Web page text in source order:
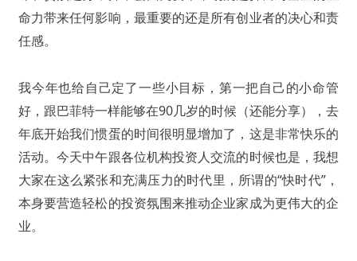
命力带来任何影响，最重要的还是所有创业者的决心和责
任感。
我今年也给自己定了一些小目标，第一把自己的小命管
好，跟巴菲特一样能够在90几岁的时候（还能分享），去
年底开始我们惯蛋的时间很明显增加了，这是非常快乐的
活动。今天中午跟各位机构投资人交流的时候也是，我想
大家在这么紧张和充满压力的时代里，所谓的“快时代”，
本身要营造轻松的投资氛围来推动企业家成为更伟大的企
业。